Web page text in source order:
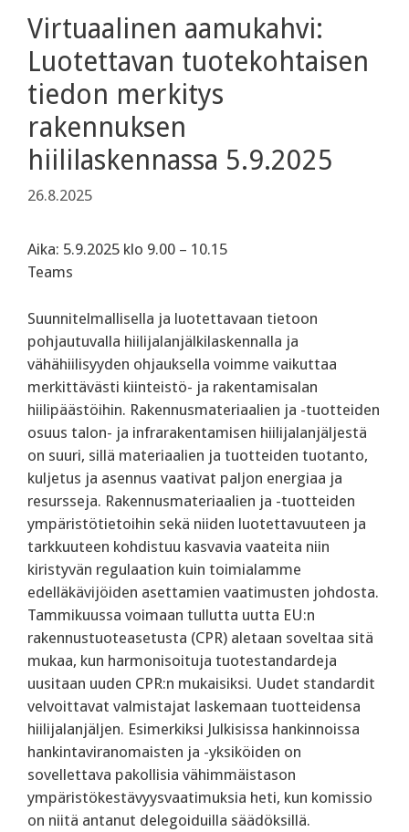
Virtuaalinen aamukahvi:
Luotettavan tuotekohtaisen
tiedon merkitys
rakennuksen
hiililaskennassa 5.9.2025
26.8.2025
Aika: 5.9.2025 klo 9.00 – 10.15
Teams
Suunnitelmallisella ja luotettavaan tietoon
pohjautuvalla hiilijalanjälkilaskennalla ja
vähähiilisyyden ohjauksella voimme vaikuttaa
merkittävästi kiinteistö- ja rakentamisalan
hiilipäästöihin. Rakennusmateriaalien ja -tuotteiden
osuus talon- ja infrarakentamisen hiilijalanjäljestä
on suuri, sillä materiaalien ja tuotteiden tuotanto,
kuljetus ja asennus vaativat paljon energiaa ja
resursseja. Rakennusmateriaalien ja -tuotteiden
ympäristötietoihin sekä niiden luotettavuuteen ja
tarkkuuteen kohdistuu kasvavia vaateita niin
kiristyvän regulaation kuin toimialamme
edelläkävijöiden asettamien vaatimusten johdosta.
Tammikuussa voimaan tullutta uutta EU:n
rakennustuoteasetusta (CPR) aletaan soveltaa sitä
mukaa, kun harmonisoituja tuotestandardeja
uusitaan uuden CPR:n mukaisiksi. Uudet standardit
velvoittavat valmistajat laskemaan tuotteidensa
hiilijalanjäljen. Esimerkiksi Julkisissa hankinnoissa
hankintaviranomaisten ja -yksiköiden on
sovellettava pakollisia vähimmäistason
ympäristökestävyysvaatimuksia heti, kun komissio
on niitä antanut delegoiduilla säädöksillä.